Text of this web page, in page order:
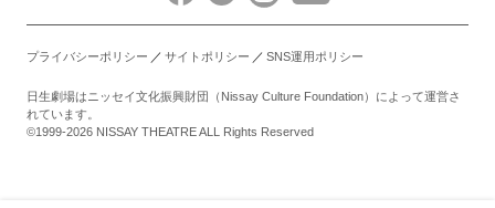
日生劇場はニッセイ文化振興財団（Nissay Culture Foundation）によって運営さ
れています。
©1999-2026 NISSAY THEATRE ALL Rights Reserved
プライバシーポリシー サイトポリシー SNS運用ポリシー